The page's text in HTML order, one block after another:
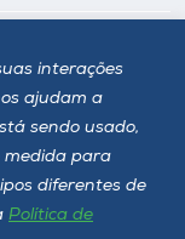
interações
ajudam a
sendo usado,
medida para
diferentes de
Política de